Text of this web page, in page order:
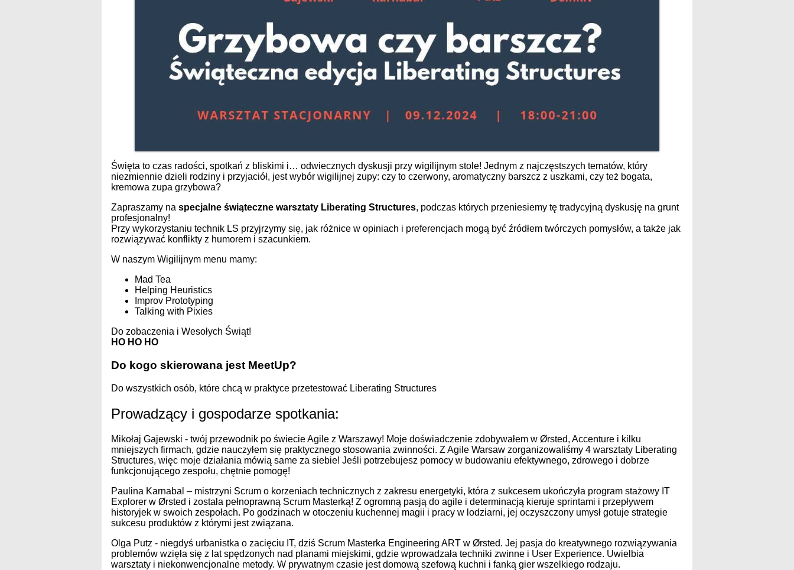
Święta to czas radości, spotkań z bliskimi i… odwiecznych dyskusji przy wigilijnym stole! Jednym z najczęstszych tematów, który
niezmiennie dzieli rodziny i przyjaciół, jest wybór wigilijnej zupy: czy to czerwony, aromatyczny barszcz z uszkami, czy też bogata,
kremowa zupa grzybowa?
Zapraszamy na specjalne świąteczne warsztaty Liberating Structures, podczas których przeniesiemy tę tradycyjną dyskusję na grunt
profesjonalny!
Przy wykorzystaniu technik LS przyjrzymy się, jak różnice w opiniach i preferencjach mogą być źródłem twórczych pomysłów, a także jak
rozwiązywać konflikty z humorem i szacunkiem.
W naszym Wigilijnym menu mamy:
Mad Tea
Helping Heuristics
Improv Prototyping
Talking with Pixies
Do zobaczenia i Wesołych Świąt!
HO HO HO
Do kogo skierowana jest MeetUp?
Do wszystkich osób, które chcą w praktyce przetestować Liberating Structures
Prowadzący i gospodarze spotkania:
Mikołaj Gajewski - twój przewodnik po świecie Agile z Warszawy! Moje doświadczenie zdobywałem w Ørsted, Accenture i kilku
mniejszych firmach, gdzie nauczyłem się praktycznego stosowania zwinności. Z Agile Warsaw zorganizowaliśmy 4 warsztaty Liberating
Structures, więc moje działania mówią same za siebie! Jeśli potrzebujesz pomocy w budowaniu efektywnego, zdrowego i dobrze
funkcjonującego zespołu, chętnie pomogę!
Paulina Karnabal – mistrzyni Scrum o korzeniach technicznych z zakresu energetyki, która z sukcesem ukończyła program stażowy IT
Explorer w Ørsted i została pełnoprawną Scrum Masterką! Z ogromną pasją do agile i determinacją kieruje sprintami i przepływem
historyjek w swoich zespołach. Po godzinach w otoczeniu kuchennej magii i pracy w lodziarni, jej oczyszczony umysł gotuje strategie
sukcesu produktów z którymi jest związana.
Olga Putz - niegdyś urbanistka o zacięciu IT, dziś Scrum Masterka Engineering ART w Ørsted. Jej pasja do kreatywnego rozwiązywania
problemów wzięła się z lat spędzonych nad planami miejskimi, gdzie wprowadzała techniki zwinne i User Experience. Uwielbia
warsztaty i niekonwencjonalne metody. W prywatnym czasie jest domową szefową kuchni i fanką gier wszelkiego rodzaju.